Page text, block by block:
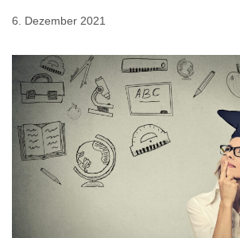
6. Dezember 2021